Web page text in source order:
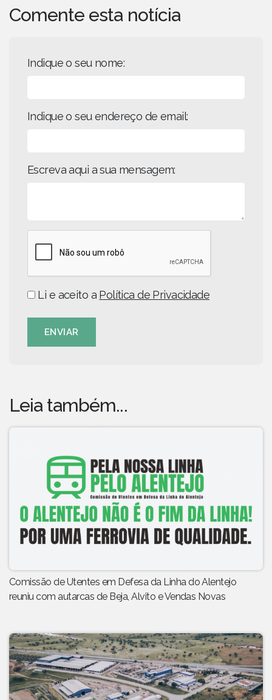
Comente esta notícia
Indique o seu nome:
Indique o seu endereço de email:
Escreva aqui a sua mensagem:
Li e aceito a Política de Privacidade
ENVIAR
Leia também...
Comissão de Utentes em Defesa da Linha do Alentejo
reuniu com autarcas de Beja, Alvito e Vendas Novas